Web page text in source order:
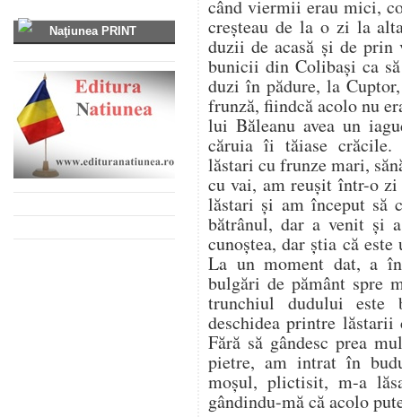
Naţiunea PRINT
când viermii erau mici,
creșteau de la o zi la
duzii de acasă și de prin
bunicii din Colibași ca
duzi în pădure, la
frunză, fiindcă acolo nu
lui Băleanu avea un
căruia îi tăiase crăcile.
lăstari cu frunze mari,
cu vai, am reușit într-o
lăstari și am început să
bătrânul, dar a venit și
cunoștea, dar știa că
La un moment dat, a
bulgări de pământ spre
trunchiul dudului este
deschidea printre
Fără să gândesc prea
pietre, am intrat în
moșul, plictisit, m-a
gândindu-mă că acolo